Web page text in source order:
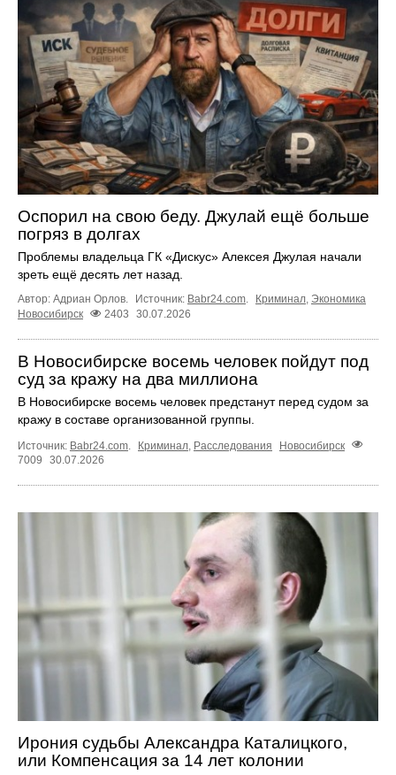
Оспорил на свою беду. Джулай ещё больше
погряз в долгах
Проблемы владельца ГК «Дискус» Алексея Джулая начали
зреть ещё десять лет назад.
Автор: Адриан Орлов. Источник: Babr24.com. Криминал, Экономика
Новосибирск
2403 30.07.2026
В Новосибирске восемь человек пойдут под
суд за кражу на два миллиона
В Новосибирске восемь человек предстанут перед судом за
кражу в составе организованной группы.
Источник: Babr24.com Криминал Расследования
Новосибирск
7009
30.07.2026
Ирония судьбы Александра Каталицкого,
или Компенсация за 14 лет колонии